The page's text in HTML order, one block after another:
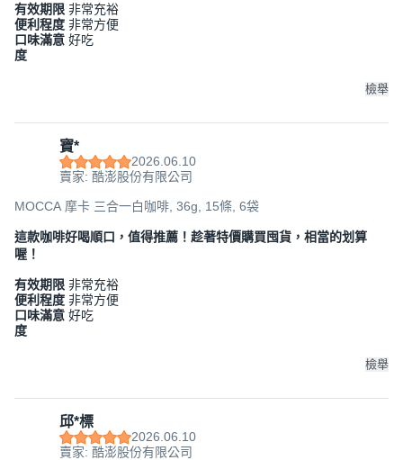
有效期限 非常充裕
便利程度 非常方便
口味滿意
度
好吃
檢舉
寶*
2026.06.10
賣家: 酷澎股份有限公司
MOCCA 摩卡 三合一白咖啡, 36g, 15條, 6袋
這款咖啡好喝順口，值得推薦！趁著特價購買囤貨，相當的划算
喔！
有效期限 非常充裕
便利程度 非常方便
口味滿意
度
好吃
檢舉
邱*標
2026.06.10
賣家: 酷澎股份有限公司